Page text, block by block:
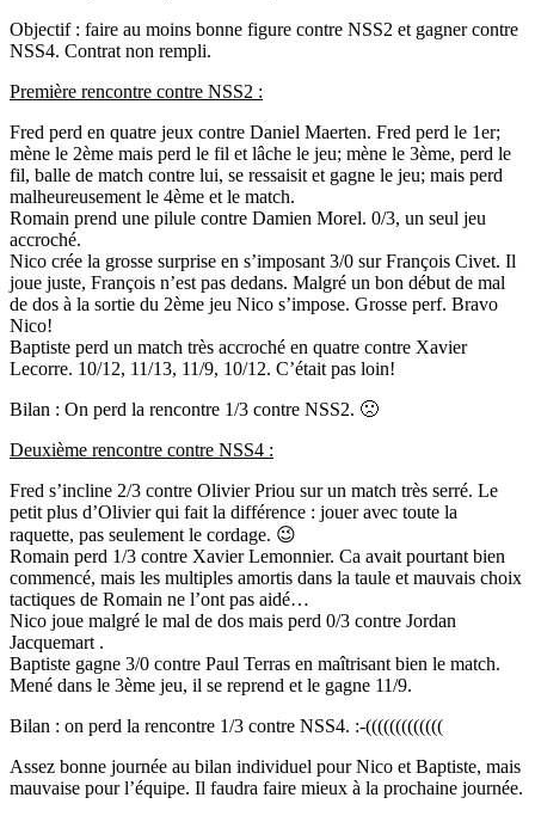
Objectif : faire au moins bonne figure contre NSS2 et gagner contre
NSS4. Contrat non rempli.
Première rencontre contre NSS2 :
Fred perd en quatre jeux contre Daniel Maerten. Fred perd le 1er;
mène le 2ème mais perd le fil et lâche le jeu; mène le 3ème, perd le
fil, balle de match contre lui, se ressaisit et gagne le jeu; mais perd
malheureusement le 4ème et le match.
Romain prend une pilule contre Damien Morel. 0/3, un seul jeu
accroché.
Nico crée la grosse surprise en s’imposant 3/0 sur François Civet. Il
joue juste, François n’est pas dedans. Malgré un bon début de mal
de dos à la sortie du 2ème jeu Nico s’impose. Grosse perf. Bravo
Nico!
Baptiste perd un match très accroché en quatre contre Xavier
Lecorre. 10/12, 11/13, 11/9, 10/12. C’était pas loin!
Bilan : On perd la rencontre 1/3 contre NSS2. 🙁
Deuxième rencontre contre NSS4 :
Fred s’incline 2/3 contre Olivier Priou sur un match très serré. Le
petit plus d’Olivier qui fait la différence : jouer avec toute la
raquette, pas seulement le cordage. 😉
Romain perd 1/3 contre Xavier Lemonnier. Ca avait pourtant bien
commencé, mais les multiples amortis dans la taule et mauvais choix
tactiques de Romain ne l’ont pas aidé…
Nico joue malgré le mal de dos mais perd 0/3 contre Jordan
Jacquemart .
Baptiste gagne 3/0 contre Paul Terras en maîtrisant bien le match.
Mené dans le 3ème jeu, il se reprend et le gagne 11/9.
Bilan : on perd la rencontre 1/3 contre NSS4. :-(((((((((((((
Assez bonne journée au bilan individuel pour Nico et Baptiste, mais
mauvaise pour l’équipe. Il faudra faire mieux à la prochaine journée.